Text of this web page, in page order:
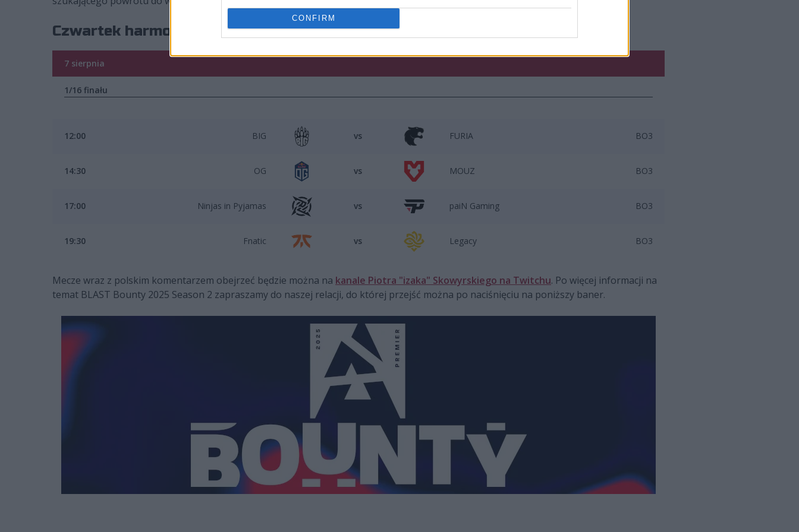
CONFIRM
Czwartek harmonogram BLAST Bounty 2025 Season 2:
7 sierpnia
1/16 finału
12:00 BIG vs FURIA BO3
14:30 OG vs MOUZ BO3
17:00 Ninjas in Pyjamas vs paiN Gaming BO3
19:30 Fnatic vs Legacy BO3
Mecze wraz z polskim komentarzem obejrzeć będzie można na kanale Piotra "izaka" Skowyrskiego na Twitchu. Po więcej informacji na
temat BLAST Bounty 2025 Season 2 zapraszamy do naszej relacji, do której przejść można po naciśnięciu na poniższy baner.